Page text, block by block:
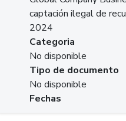
captación ilegal de
2024
Categoria
No disponible
Tipo de documento
No disponible
Fechas